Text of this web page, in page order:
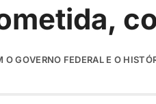
GOVERNO FEDERAL E O